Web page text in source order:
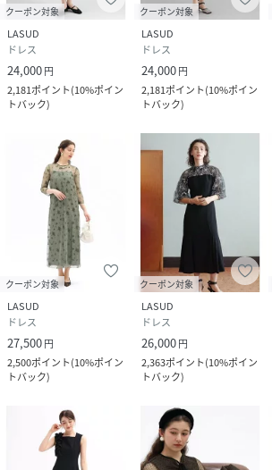
クーポン対象
LASUD
ドレス
24,000円
2,181ポイント(10%ポイン
トバック)
クーポン対象
LASUD
ドレス
24,000円
2,181ポイント(10%ポイン
トバック)
クーポン対象
LASUD
ドレス
27,500円
2,500ポイント(10%ポイン
トバック)
クーポン対象
LASUD
ドレス
26,000円
2,363ポイント(10%ポイン
トバック)